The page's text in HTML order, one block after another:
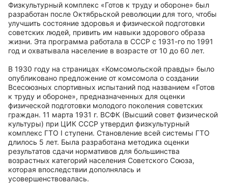
Физкультурный комплекс «Готов к труду и обороне» был
разработан после Октябрьской революции для того, чтобы
улучшить состояние здоровья и физической подготовки
советских людей, привить им навыки здорового образа
жизни. Эта программа работала в СССР с 1931-го по 1991
год и охватывала население в возрасте от 10 до 60 лет.
В 1930 году на страницах «Комсомольской правды» было
опубликовано предложение от комсомола о создании
Всесоюзных спортивных испытаний под названием «Готов
к труду и обороне», предназначенных для оценки
физической подготовки молодого поколения советских
граждан. 11 марта 1931 г. ВСФК (Высший совет физической
культуры) при ЦИК СССР утвердил физкультурный
комплекс ГТО I ступени. Становление всей системы ГТО
длилось 5 лет. Была разработана методика оценки
результатов сдачи нормативов для большинства
возрастных категорий населения Советского Союза,
которая впоследствии дополнялась и
усовершенствовалась.